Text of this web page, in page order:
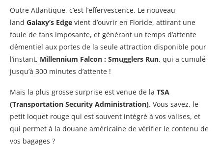
Outre Atlantique, c’est l’effervescence. Le nouveau
land Galaxy’s Edge vient d’ouvrir en Floride, attirant une
foule de fans imposante, et générant un temps d’attente
démentiel aux portes de la seule attraction disponible pour
l’instant, Millennium Falcon : Smugglers Run, qui a cumulé
jusqu’à 300 minutes d’attente !
Mais la plus grosse surprise est venue de la TSA
(Transportation Security Administration). Vous savez, le
petit loquet rouge qui est souvent intégré à vos valises, et
qui permet à la douane américaine de vérifier le contenu de
vos bagages ?